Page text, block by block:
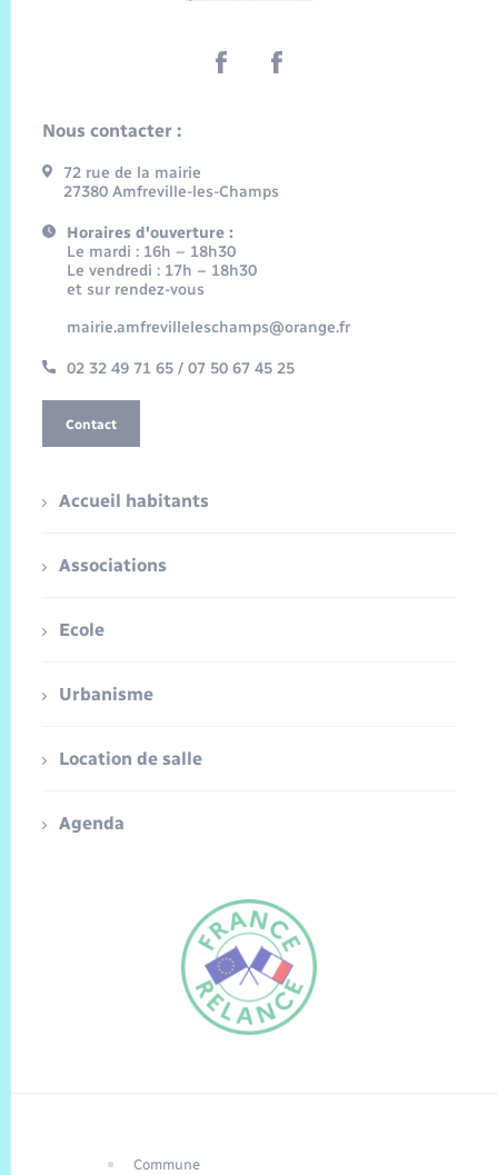
Nous contacter :
72 rue de la mairie
27380 Amfreville-les-Champs
Horaires d'ouverture :
Le mardi : 16h – 18h30
Le vendredi : 17h – 18h30
et sur rendez-vous
mairie.amfrevilleleschamps@orange.fr
02 32 49 71 65 / 07 50 67 45 25
Contact
Accueil habitants
Associations
Ecole
Urbanisme
Location de salle
Agenda
Commune